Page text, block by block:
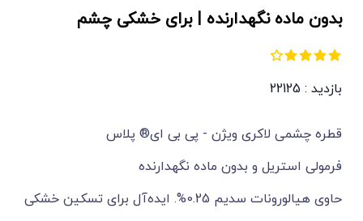
بدون ماده نگهدارنده | برای خشکی چشم
بازدید : 22125
قطره چشمی لاکری ویژن - پی بی ای® پلاس
فرمولی استریل و بدون ماده نگهدارنده
حاوی هیالورونات سدیم 0.25%. ایده‌آل برای تسکین خشکی